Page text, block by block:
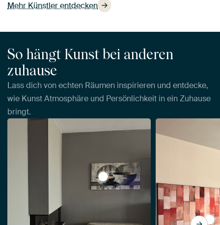
Mehr Künstler entdecken
So hängt Kunst bei anderen
zuhause
Lass dich von echten Räumen inspirieren und entdecke,
wie Kunst Atmosphäre und Persönlichkeit in ein Zuhause
bringt.
View Orbitale Einfachheit von